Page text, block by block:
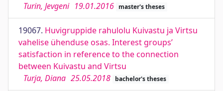
Turin, Jevgeni 19.01.2016 master's theses
19067. Huvigruppide rahulolu Kuivastu ja Virtsu
vahelise ühenduse osas. Interest groups’
satisfaction in reference to the connection
between Kuivastu and Virtsu
Turja, Diana 25.05.2018 bachelor's theses